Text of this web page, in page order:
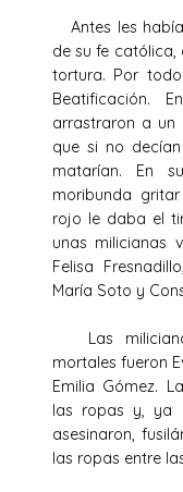
Antes les
de su fe católica,
tortura. Por
Beatificación.
arrastraron a
que si no decían
matarían. En
moribunda
rojo le daba el
unas milicianas
Felisa
María Soto y
Las
mortales fueron
Emilia Gómez.
las ropas y, ya
asesinaron,
las ropas entre